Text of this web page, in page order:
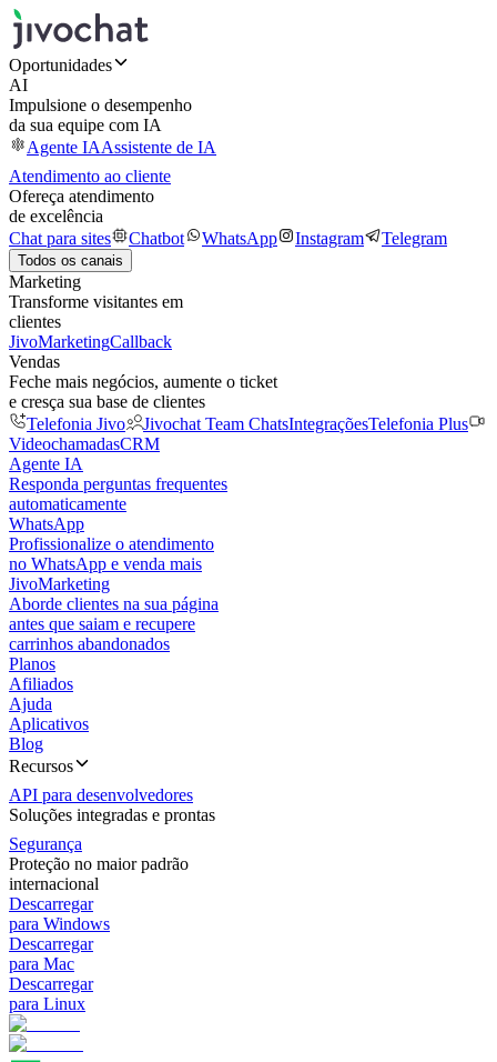
Oportunidades
AI
Impulsione o desempenho
da sua equipe com IA
Agente IAAssistente de IA
Atendimento ao cliente
Ofereça atendimento
de excelência
Chat para sites
Chatbot WhatsApp Instagram Telegram
Todos os canais
Marketing
Transforme visitantes em
clientes
JivoMarketingCallback
Vendas
Feche mais negócios, aumente o ticket
e cresça sua base de clientes
Telefonia Jivo
Jivochat Team ChatsIntegraçõesTelefonia Plus
VideochamadasCRM
Agente IA
Responda perguntas frequentes
automaticamente
WhatsApp
Profissionalize o atendimento
no WhatsApp e venda mais
JivoMarketing
Aborde clientes na sua página
antes que saiam e recupere
carrinhos abandonados
Planos
Afiliados
Ajuda
Aplicativos
Blog
Recursos
API para desenvolvedores
Soluções integradas e prontas
Segurança
Proteção no maior padrão
internacional
Descarregar
para Windows
Descarregar
para Mac
Descarregar
para Linux